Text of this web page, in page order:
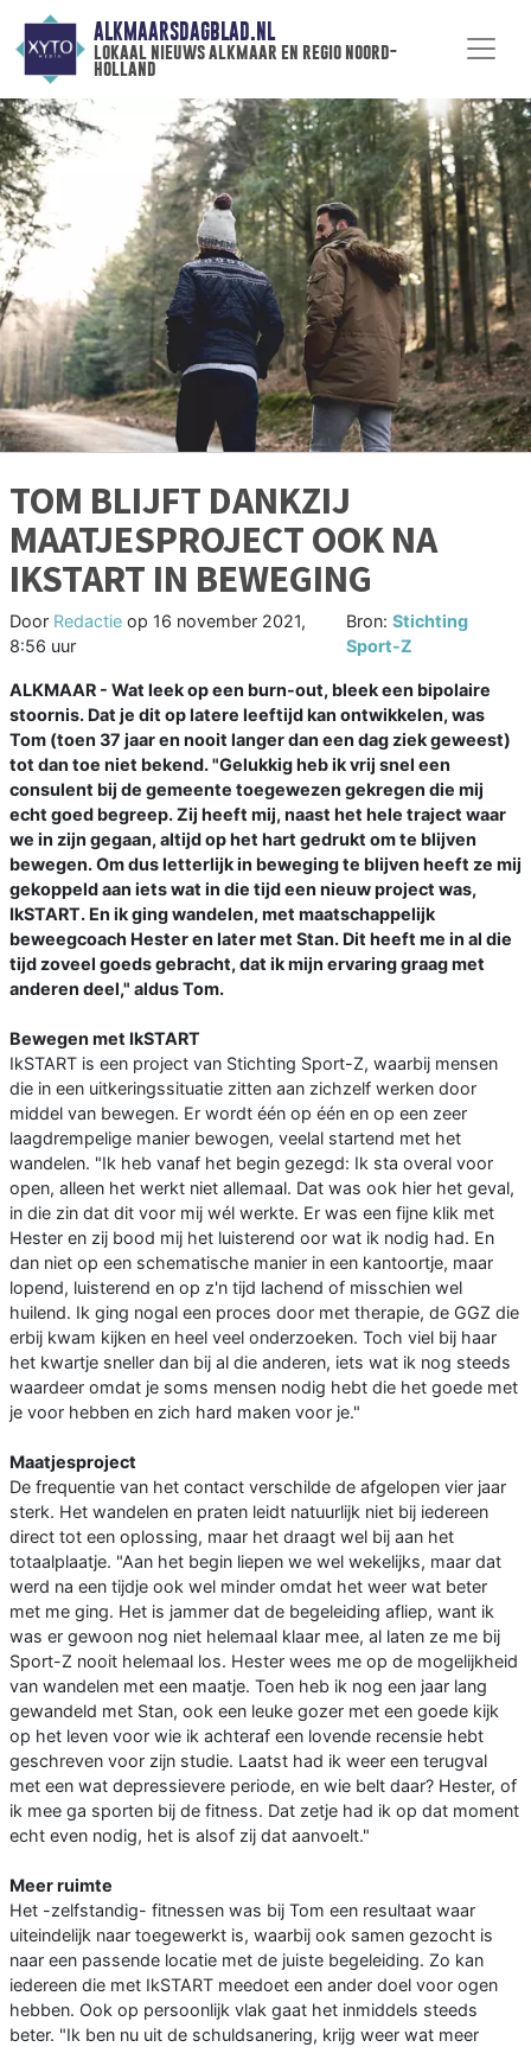
ALKMAARSDAGBLAD.NL
lokaal nieuws alkmaar en regio noord-
holland
TOM BLIJFT DANKZIJ
MAATJESPROJECT OOK NA
IKSTART IN BEWEGING
Door Redactie op 16 november 2021,
8:56 uur
Bron: Stichting
Sport-Z
ALKMAAR - Wat leek op een burn-out, bleek een bipolaire
stoornis. Dat je dit op latere leeftijd kan ontwikkelen, was
Tom (toen 37 jaar en nooit langer dan een dag ziek geweest)
tot dan toe niet bekend. "Gelukkig heb ik vrij snel een
consulent bij de gemeente toegewezen gekregen die mij
echt goed begreep. Zij heeft mij, naast het hele traject waar
we in zijn gegaan, altijd op het hart gedrukt om te blijven
bewegen. Om dus letterlijk in beweging te blijven heeft ze mij
gekoppeld aan iets wat in die tijd een nieuw project was,
IkSTART. En ik ging wandelen, met maatschappelijk
beweegcoach Hester en later met Stan. Dit heeft me in al die
tijd zoveel goeds gebracht, dat ik mijn ervaring graag met
anderen deel," aldus Tom.
Bewegen met IkSTART
IkSTART is een project van Stichting Sport-Z, waarbij mensen
die in een uitkeringssituatie zitten aan zichzelf werken door
middel van bewegen. Er wordt één op één en op een zeer
laagdrempelige manier bewogen, veelal startend met het
wandelen. "Ik heb vanaf het begin gezegd: Ik sta overal voor
open, alleen het werkt niet allemaal. Dat was ook hier het geval,
in die zin dat dit voor mij wél werkte. Er was een fijne klik met
Hester en zij bood mij het luisterend oor wat ik nodig had. En
dan niet op een schematische manier in een kantoortje, maar
lopend, luisterend en op z'n tijd lachend of misschien wel
huilend. Ik ging nogal een proces door met therapie, de GGZ die
erbij kwam kijken en heel veel onderzoeken. Toch viel bij haar
het kwartje sneller dan bij al die anderen, iets wat ik nog steeds
waardeer omdat je soms mensen nodig hebt die het goede met
je voor hebben en zich hard maken voor je."
Maatjesproject
De frequentie van het contact verschilde de afgelopen vier jaar
sterk. Het wandelen en praten leidt natuurlijk niet bij iedereen
direct tot een oplossing, maar het draagt wel bij aan het
totaalplaatje. "Aan het begin liepen we wel wekelijks, maar dat
werd na een tijdje ook wel minder omdat het weer wat beter
met me ging. Het is jammer dat de begeleiding afliep, want ik
was er gewoon nog niet helemaal klaar mee, al laten ze me bij
Sport-Z nooit helemaal los. Hester wees me op de mogelijkheid
van wandelen met een maatje. Toen heb ik nog een jaar lang
gewandeld met Stan, ook een leuke gozer met een goede kijk
op het leven voor wie ik achteraf een lovende recensie hebt
geschreven voor zijn studie. Laatst had ik weer een terugval
met een wat depressievere periode, en wie belt daar? Hester, of
ik mee ga sporten bij de fitness. Dat zetje had ik op dat moment
echt even nodig, het is alsof zij dat aanvoelt."
Meer ruimte
Het -zelfstandig- fitnessen was bij Tom een resultaat waar
uiteindelijk naar toegewerkt is, waarbij ook samen gezocht is
naar een passende locatie met de juiste begeleiding. Zo kan
iedereen die met IkSTART meedoet een ander doel voor ogen
hebben. Ook op persoonlijk vlak gaat het inmiddels steeds
beter. "Ik ben nu uit de schuldsanering, krijg weer wat meer